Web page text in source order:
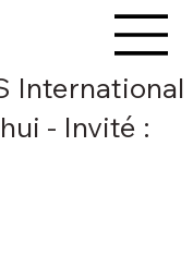
International
- Invité :